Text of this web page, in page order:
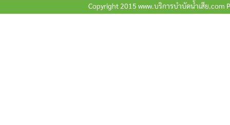
Copyright 2015 www.บริการบำบัดน้ำเสีย.com